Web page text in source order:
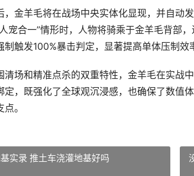
，金羊毛将在战场中央实体化显现，并自动
宠合一”情形时，人物将骑乘于金羊毛背
制触发100%暴击判定，显著提高单体压制效
清场和精准点杀的双重特性，金羊毛在实战
定，既强化了全球观沉浸感，也确保了数值
。
实录 推土车浇灌地基好吗